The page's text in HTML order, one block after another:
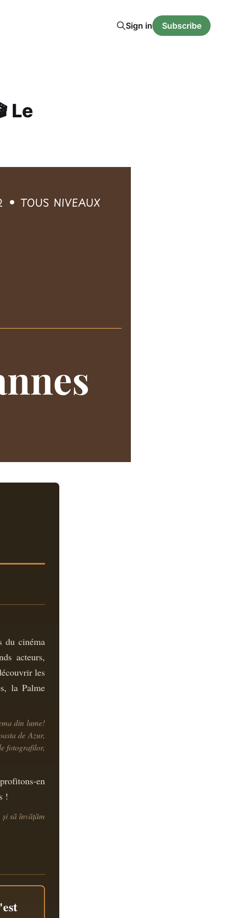
Sign in Subscribe
Le
du cinéma
acteurs,
les
la Palme
din lume!
de Azur,
fotografilor,
en
!
să învățăm